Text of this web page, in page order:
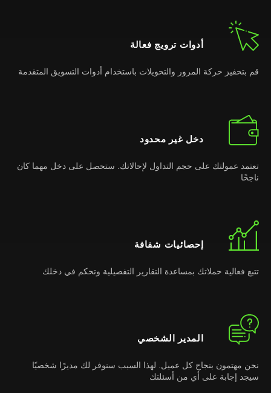
أدوات ترويج فعالة
قم بتحفيز حركة المرور والتحويلات باستخدام أدوات التسويق المتقدمة
دخل غير محدود
تعتمد عمولتك على حجم التداول لإحالاتك. ستحصل على دخل مهما كان
ناجحًا
إحصائيات شفافة
تتبع فعالية حملاتك بمساعدة التقارير التفصيلية وتحكم في دخلك
المدير الشخصي
نحن مهتمون بنجاح كل عميل. لهذا السبب سنوفر لك مديرًا شخصيًا
سيجد إجابة على أي من أسئلتك